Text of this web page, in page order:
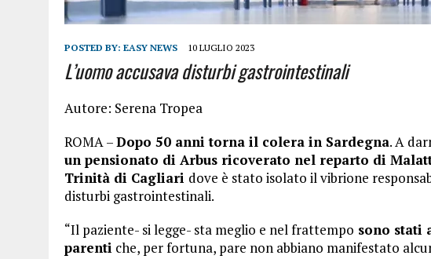
POSTED BY: EASY NEWS 10 LUGLIO 2023
L’uomo accusava disturbi gastrointestinali
Autore: Serena Tropea
ROMA –Dopo 50 anni torna il colera in Sardegna. A
un pensionato di Arbus ricoverato nel reparto di
Trinità di Cagliari dove è stato isolato il vibrione
disturbi gastrointestinali.
“Il paziente- si legge- sta meglio e nel frattempo sono stati
parenti che, per fortuna, pare non abbiano manifestato